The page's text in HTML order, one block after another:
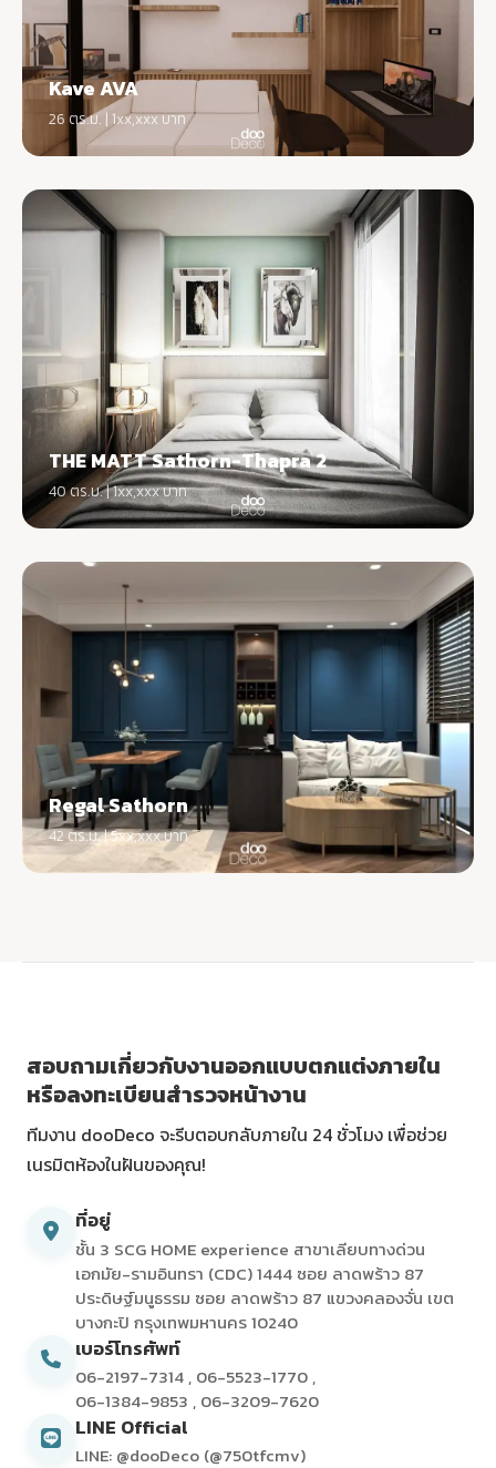
Kave AVA
26 ตร.ม. | 1xx,xxx บาท
THE MATT Sathorn-Thapra 2
40 ตร.ม. | 1xx,xxx บาท
Regal Sathorn
42 ตร.ม. | 5xx,xxx บาท
สอบถามเกี่ยวกับงานออกแบบตกแต่งภายใน
หรือลงทะเบียนสำรวจหน้างาน
ทีมงาน dooDeco จะรีบตอบกลับภายใน 24 ชั่วโมง เพื่อช่วย
เนรมิตห้องในฝันของคุณ!
ที่อยู่
ชั้น 3 SCG HOME experience สาขาเลียบทางด่วน
เอกมัย-รามอินทรา (CDC) 1444 ซอย ลาดพร้าว 87
ประดิษฐ์มนูธรรม ซอย ลาดพร้าว 87 แขวงคลองจั่น เขต
บางกะปิ กรุงเทพมหานคร 10240
เบอร์โทรศัพท์
06-2197-7314 , 06-5523-1770 ,
06-1384-9853 , 06-3209-7620
LINE Official
LINE: @dooDeco (@750tfcmv)